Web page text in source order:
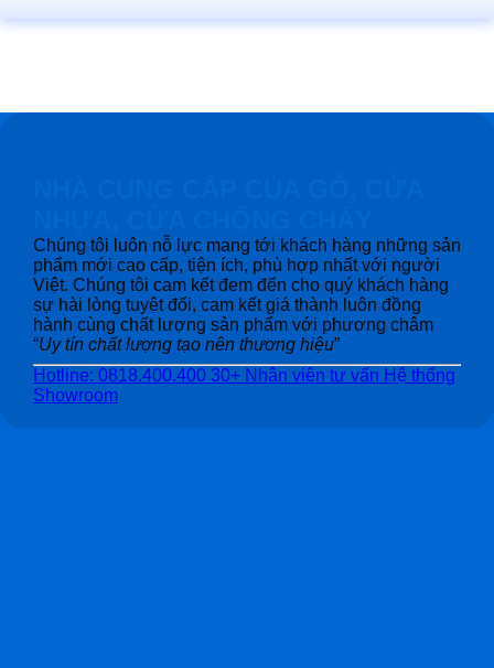
Chúng tôi luôn nỗ lực mang tới khách hàng những sản
phẩm mới cao cấp, tiện ích, phù hợp nhất với người
Việt. Chúng tôi cam kết đem đến cho quý khách hàng
sự hài lòng tuyệt đối, cam kết giá thành luôn đồng
hành cùng chất lượng sản phẩm với phương châm
“Uy tín chất lượng tạo nên thương hiệu”
Hotline: 0818.400.400 30+ Nhân viên tư vấn Hệ thống
Showroom